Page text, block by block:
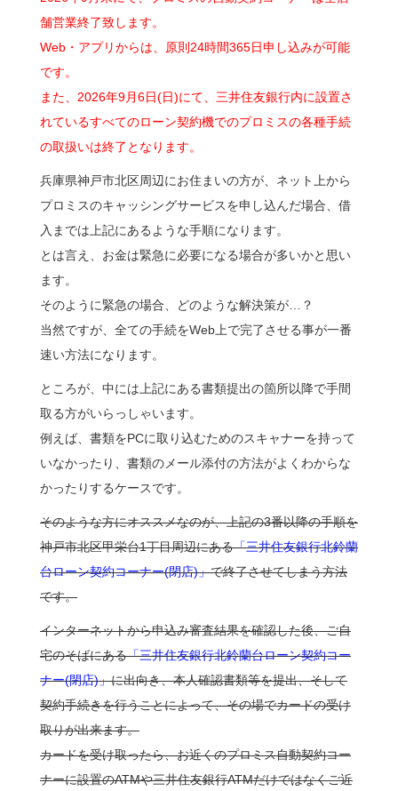
舗営業終了致します。
Web・アプリからは、原則24時間365日申し込みが可能
です。
また、2026年9月6日(日)にて、三井住友銀行内に設置さ
れているすべてのローン契約機でのプロミスの各種手続
の取扱いは終了となります。
兵庫県神戸市北区周辺にお住まいの方が、ネット上から
プロミスのキャッシングサービスを申し込んだ場合、借
入までは上記にあるような手順になります。
とは言え、お金は緊急に必要になる場合が多いかと思い
ます。
そのように緊急の場合、どのような解決策が…？
当然ですが、全ての手続をWeb上で完了させる事が一番
速い方法になります。
ところが、中には上記にある書類提出の箇所以降で手間
取る方がいらっしゃいます。
例えば、書類をPCに取り込むためのスキャナーを持って
いなかったり、書類のメール添付の方法がよくわからな
かったりするケースです。
そのような方にオススメなのが、上記の3番以降の手順を
神戸市北区甲栄台1丁目周辺にある「三井住友銀行北鈴蘭
台ローン契約コーナー(閉店)」で終了させてしまう方法
です。
インターネットから申込み審査結果を確認した後、ご自
宅のそばにある「三井住友銀行北鈴蘭台ローン契約コー
ナー(閉店)」に出向き、本人確認書類等を提出、そして
契約手続きを行うことによって、その場でカードの受け
取りが出来ます。
カードを受け取ったら、お近くのプロミス自動契約コー
ナーに設置のATMや三井住友銀行ATMだけではなくご近